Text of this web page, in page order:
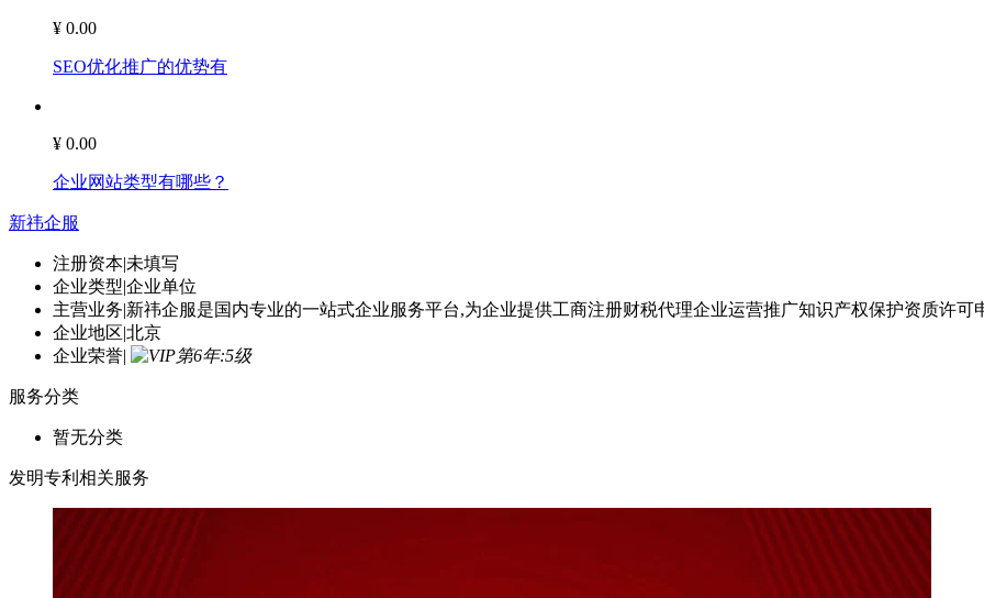
¥ 0.00
SEO优化推广的优势有
企业网站类型有哪些？
新祎企服
注册资本|未填写
企业类型|企业单位
主营业务|新祎企服是国内专业的一站式企业服务平台,为企业提供工商注册财税代理企业运营推广知识产权保护资质许可
企业地区|北京
企业荣誉 |
服务分类
暂无分类
发明专利相关服务